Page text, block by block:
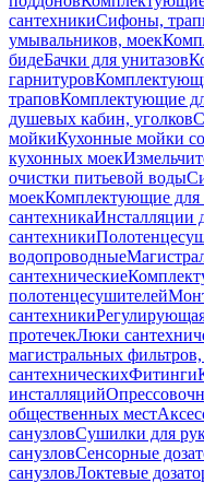
сантехникиСифоны,
умывальников, моек
бидеБачки для унитазов
гарнитуров
траповКомплектующие
душевых кабин, уголков
мойкиКухонные мойки
кухонных моек
очистки питьевой воды
моекКомплектующие для
сантехникаИнсталляции
сантехники
водопроводные
сантехнические
полотенцесушителей
сантехники
протечекЛюки
магистральных
сантехническихФитинги
инсталляций
общественных мест
санузловСушилки для
санузловСенсорные
санузловЛоктевые